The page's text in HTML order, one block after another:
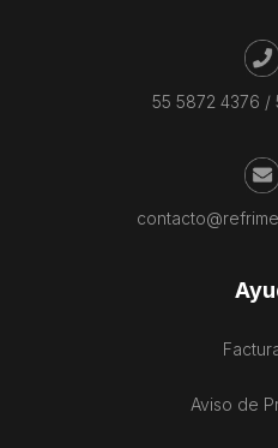
55 5872 4376 /
Aviso de